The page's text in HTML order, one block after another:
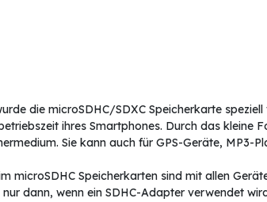
die microSDHC/SDXC Speicherkarte
ihres Smartphones. Durch das kleine
Sie kann auch für GPS-Geräte, MP3-
microSDHC Speicherkarten sind mit allen
dann, wenn ein SDHC-Adapter verwendet